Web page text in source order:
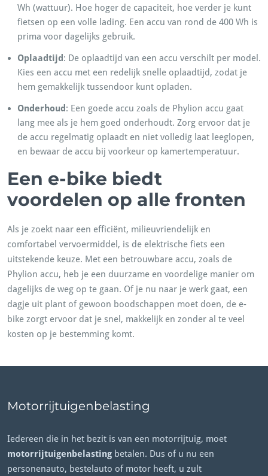
Wh (wattuur). Hoe hoger de capaciteit, hoe verder je kunt
fietsen op een volle lading. Een accu van rond de 400 Wh is
prima voor dagelijks gebruik.
Oplaadtijd : De oplaadtijd van een accu verschilt per model.
Kies een accu met een redelijk snelle oplaadtijd, zodat je
hem gemakkelijk tussendoor kunt opladen.
Onderhoud : Een goede accu zoals de Phylion accu gaat
lang mee als je hem goed onderhoudt. Zorg ervoor dat je
de accu regelmatig oplaadt en niet volledig laat leeglopen,
en bewaar de accu bij voorkeur op kamertemperatuur.
Een e-bike biedt
voordelen op alle fronten
Als je zoekt naar een efficiënt, milieuvriendelijk en
comfortabel vervoermiddel, is de elektrische fiets een
uitstekende keuze. Met een betrouwbare accu, zoals de
Phylion accu, heb je een duurzame en voordelige manier om
dagelijks de weg op te gaan. Of je nu naar je werk gaat, een
dagje uit plant of gewoon boodschappen moet doen, de e-
bike zorgt ervoor dat je snel, makkelijk en zonder al te veel
kosten op je bestemming komt.
Motorrijtuigenbelasting
Iedereen die in het bezit is van een motorrijtuig, moet
motorrijtuigenbelasting betalen. Dus of u nu een
personenauto, bestelauto of motor heeft, u zult